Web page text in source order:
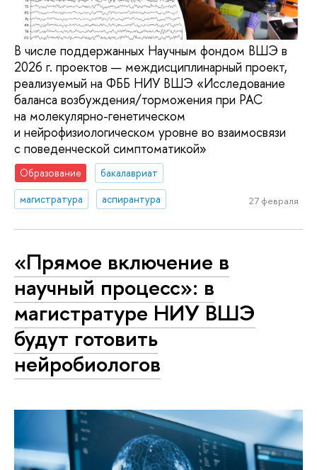
В числе поддержанных Научным фондом ВШЭ в
2026 г. проектов — междисциплинарный проект,
реализуемый на ФББ НИУ ВШЭ «Исследование
баланса возбуждения/торможения при РАС
на молекулярно-генетическом
и нейрофизиологическом уровне во взаимосвязи
с поведенческой симптоматикой»
Образование
бакалавриат
магистратура
аспирантура 27 февраля
«Прямое включение в
научный процесс»: в
магистратуре НИУ ВШЭ
будут готовить
нейробиологов